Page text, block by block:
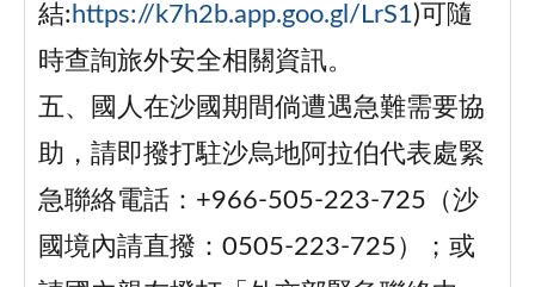
結: https://k7h2b.app.goo.gl/LrS1)可隨
時查詢旅外安全相關資訊。
五、國人在沙國期間倘遭遇急難需要協
助，請即撥打駐沙烏地阿拉伯代表處緊
急聯絡電話：+966-505-223-725（沙
國境內請直撥：0505-223-725）；或